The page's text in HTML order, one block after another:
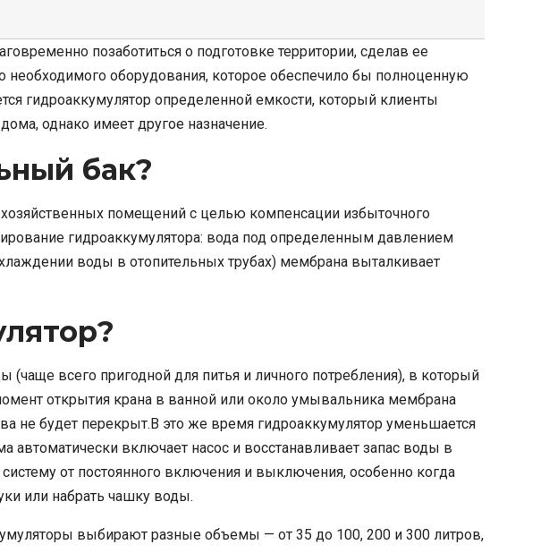
позаботиться о подготовке территории, сделав ее
необходимого оборудования, которое обеспечило бы полноценную
гидроаккумулятор определенной емкости, который клиенты
однако имеет другое назначение.
бак?
помещений с целью компенсации избыточного
гидроаккумулятора: вода под определенным давлением
воды в отопительных трубах) мембрана выталкивает
всего пригодной для питья и личного потребления), в который
открытия крана в ванной или около умывальника мембрана
не будет перекрыт.В это же время гидроаккумулятор уменьшается
автоматически включает насос и восстанавливает запас воды в
от постоянного включения и выключения, особенно когда
или набрать чашку воды.
выбирают разные объемы — от 35 до 100, 200 и 300 литров,